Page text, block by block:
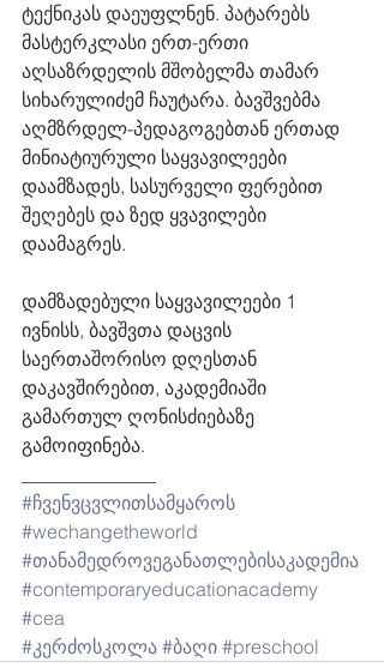
ტექნიკას დაეუფლნენ. პატარებს
მასტერკლასი ერთ-ერთი
აღსაზრდელის მშობელმა თამარ
სიხარულიძემ ჩაუტარა. ბავშვებმა
აღმზრდელ-პედაგოგებთან ერთად
მინიატიურული საყვავილეები
დაამზადეს, სასურველი ფერებით
შეღებეს და ზედ ყვავილები
დაამაგრეს.
დამზადებული საყვავილეები 1
ივნისს, ბავშვთა დაცვის
საერთაშორისო დღესთან
დაკავშირებით, აკადემიაში
გამართულ ღონისძიებაზე
გამოიფინება.
#ჩვენვცვლითსამყაროს
#wechangetheworld
#თანამედროვეგანათლებისაკადემია
#contemporaryeducationacademy
#cea
#კერძოსკოლა #ბაღი #preschool